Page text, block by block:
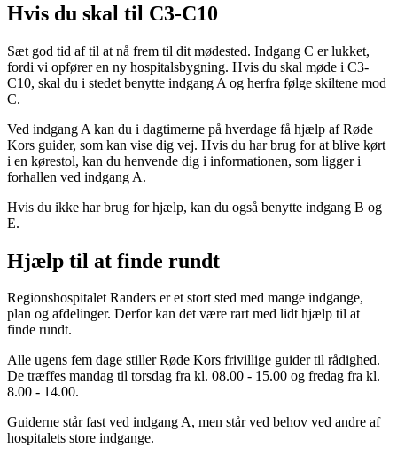
Hvis du skal til C3-C10
Sæt god tid af til at nå frem til dit mødested. Indgang C er lukket,
fordi vi opfører en ny hospitalsbygning. Hvis du skal møde i C3-
C10, skal du i stedet benytte indgang A og herfra følge skiltene mod
C.
Ved indgang A kan du i dagtimerne på hverdage få hjælp af Røde
Kors guider, som kan vise dig vej. Hvis du har brug for at blive kørt
i en kørestol, kan du henvende dig i informationen, som ligger i
forhallen ved indgang A.
Hvis du ikke har brug for hjælp, kan du også benytte indgang B og
E.
Hjælp til at finde rundt
Regionshospitalet Randers er et stort sted med mange indgange,
plan og afdelinger. Derfor kan det være rart med lidt hjælp til at
finde rundt.
Alle ugens fem dage stiller Røde Kors frivillige guider til rådighed.
De træffes mandag til torsdag fra kl. 08.00 - 15.00 og fredag fra kl.
8.00 - 14.00.
Guiderne står fast ved indgang A, men står ved behov ved andre af
hospitalets store indgange.